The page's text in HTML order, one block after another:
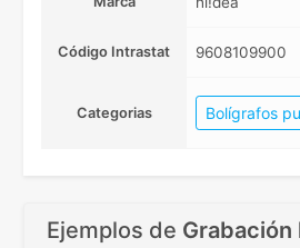
Código Intrastat 9608109900
Categorias Bolígrafos
Ejemplos de Grabación